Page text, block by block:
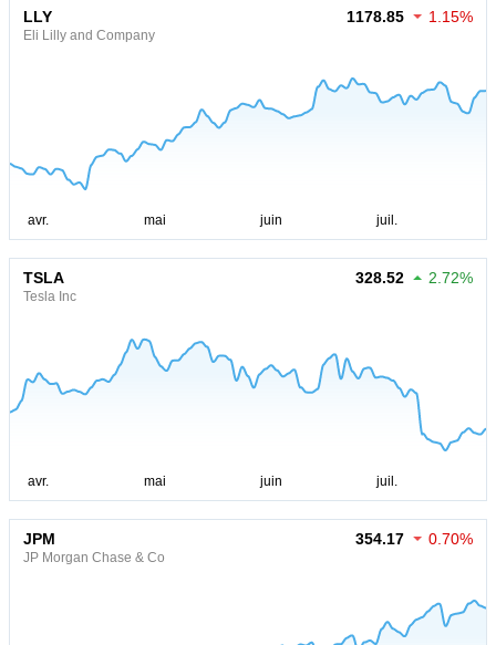
LLY
Eli Lilly and Company
1178.85 1.15%
TSLA
Tesla Inc
328.52 2.72%
JPM
JP Morgan Chase & Co
354.17 0.70%